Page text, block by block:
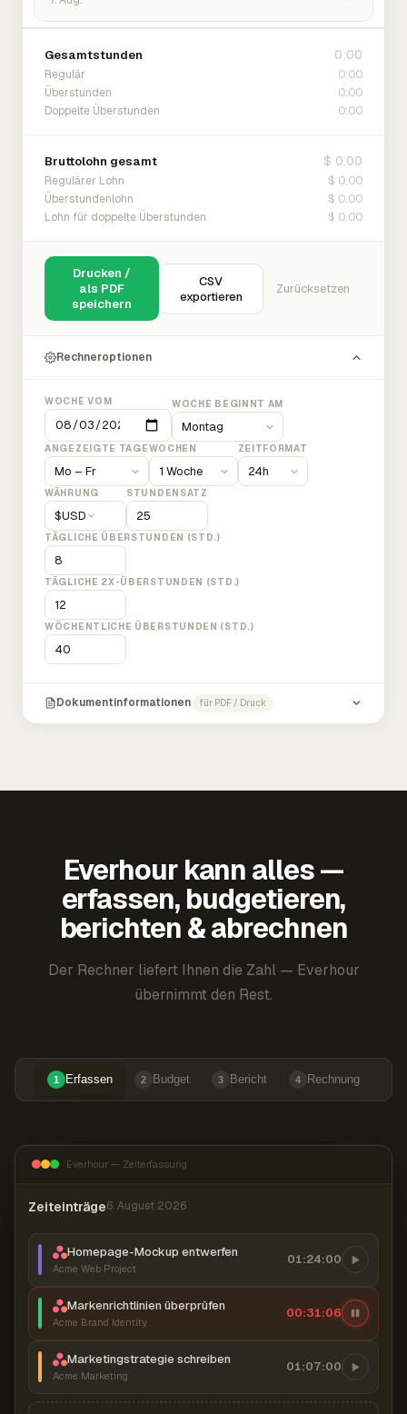
Gesamtstunden 0:00
Regulär 0:00
Überstunden 0:00
Doppelte Überstunden 0:00
Bruttolohn gesamt $ 0.00
Regulärer Lohn $ 0.00
Überstundenlohn $ 0.00
Lohn für doppelte Überstunden $ 0.00
Drucken /
als PDF
speichern
CSV
exportieren
Zurücksetzen
Rechneroptionen
WOCHE VOM WOCHE BEGINNT AM
ANGEZEIGTE TAGEWOCHEN ZEITFORMAT
WÄHRUNG
$USD
STUNDENSATZ
TÄGLICHE ÜBERSTUNDEN (STD.)
TÄGLICHE 2X-ÜBERSTUNDEN (STD.)
WÖCHENTLICHE ÜBERSTUNDEN (STD.)
Dokumentinformationen für PDF / Druck
Everhour kann alles —
erfassen, budgetieren,
berichten & abrechnen
Der Rechner liefert Ihnen die Zahl — Everhour
übernimmt den Rest.
1 Erfassen 2 Budget 3 Bericht 4 Rechnung
Everhour — Zeiterfassung
Zeiteinträge6. August 2026
Homepage-Mockup entwerfen
Acme Web Project
01:24:00
Markenrichtlinien überprüfen
Acme Brand Identity
00:31:07
Marketingstrategie schreiben
Acme Marketing
01:07:00